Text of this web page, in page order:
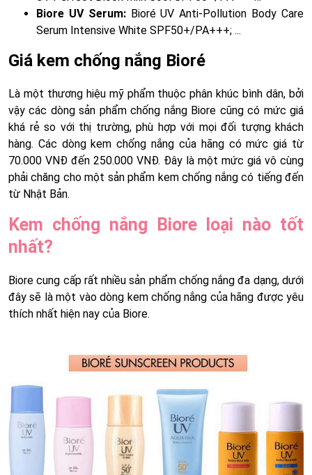
Biore UV Serum: Bioré UV Anti-Pollution Body Care
Serum Intensive White SPF50+/PA+++; ...
Giá kem chống nắng Bioré
Là một thương hiệu mỹ phẩm thuộc phân khúc bình dân, bởi
vậy các dòng sản phẩm chống nắng Biore cũng có mức giá
khá rẻ so với thị trường, phù hợp với mọi đối tượng khách
hàng. Các dòng kem chống nắng của hãng có mức giá từ
70.000 VNĐ đến 250.000 VNĐ. Đây là một mức giá vô cùng
phải chăng cho một sản phẩm kem chống nắng có tiếng đến
từ Nhật Bản.
Kem chống nắng Biore loại nào tốt
nhất?
Biore cung cấp rất nhiều sản phẩm chống nắng đa dạng, dưới
đây sẽ là một vào dòng kem chống nắng của hãng được yêu
thích nhất hiện nay của Biore.